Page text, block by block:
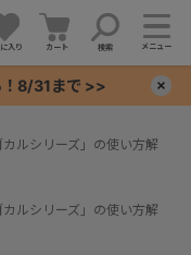
入り カート 検索 メニュー
！8/31まで >>
ルシリーズ」の使い方解
ルシリーズ」の使い方解